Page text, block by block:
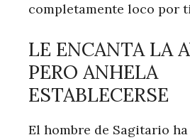
completamente loco por
LE ENCANTA LA
PERO ANHELA
ESTABLECERSE
El hombre de Sagitario